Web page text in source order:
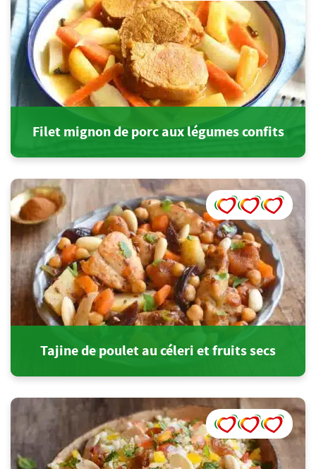
Filet mignon de porc aux légumes confits
Tajine de poulet au céleri et fruits secs